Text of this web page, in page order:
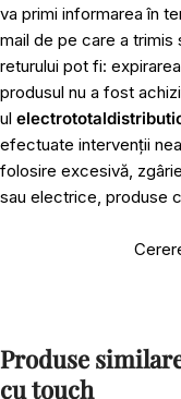
va primi informarea în
mail de pe care a
returului pot fi:
produsul nu a fost
ul
efectuate intervenții
folosire excesivă,
sau electrice, produse
Produse
cu touch